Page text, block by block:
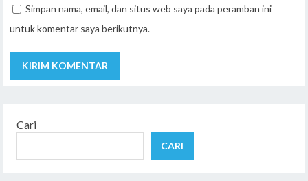
Simpan nama, email, dan situs web saya pada peramban ini
untuk komentar saya berikutnya.
Cari
CARI